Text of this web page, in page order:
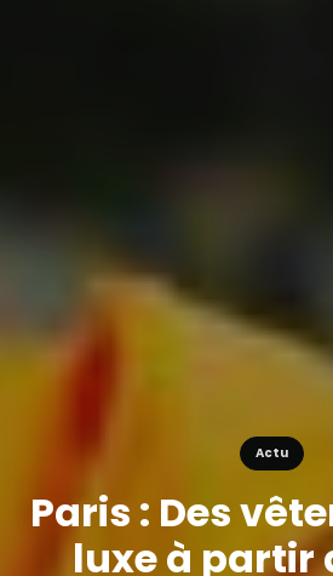
Actu
Paris : Des
luxe à partir